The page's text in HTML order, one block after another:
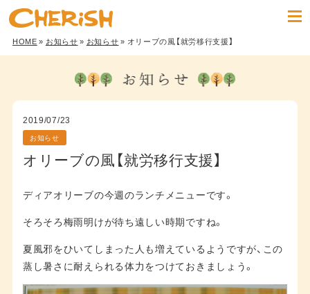
HOME» お知らせ» お知らせ» オリーブの風【就労移行支援】
2019/07/23
お知らせ
オリーブの風【就労移行支援】
ディアオリーブの今週のランチメニューです。
そろそろ梅雨明けが待ち遠しい時期ですね。
夏風邪をひいてしまった人も増えているようですが、この
蒸し暑さに耐えられる体力をつけておきましょう。